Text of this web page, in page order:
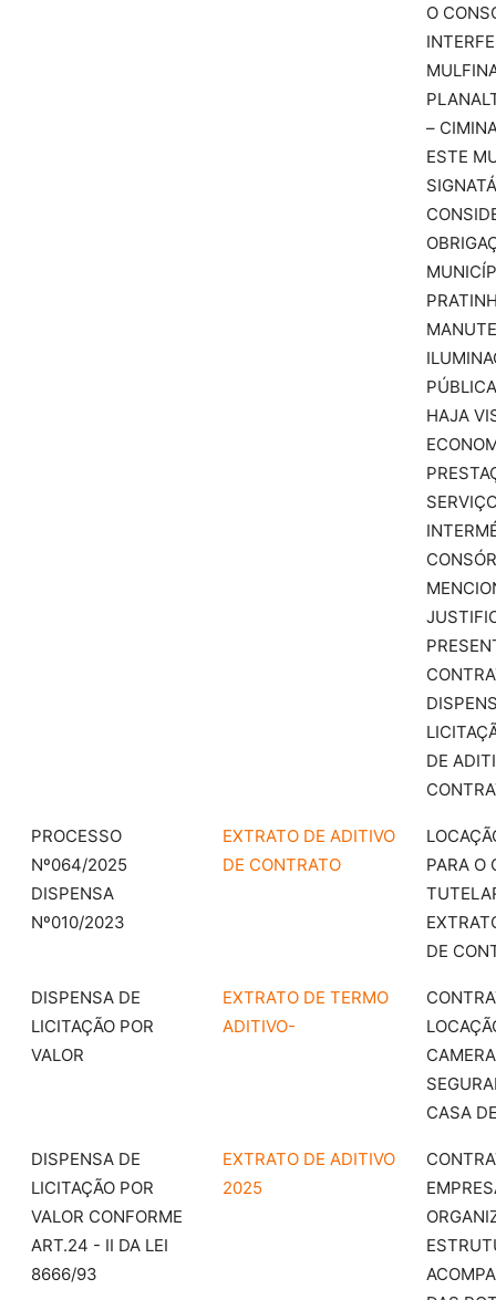
O
–
ESTE
HAJA
DE
PROCESSO
Nº064/2025
DISPENSA
Nº010/2023
EXTRATO DE ADITIVO
DE CONTRATO
PARA O
DE
DISPENSA DE
LICITAÇÃO POR
VALOR
EXTRATO DE TERMO
ADITIVO-
CASA
DISPENSA DE
LICITAÇÃO POR
VALOR CONFORME
ART.24 - II DA LEI
8666/93
EXTRATO DE ADITIVO
2025